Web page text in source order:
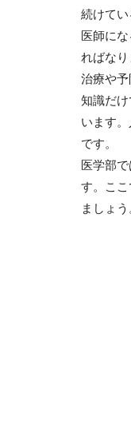
続けてい
医師に
ればな
治療や
知識だ
います
です。
医学部
す。こ
ましょう